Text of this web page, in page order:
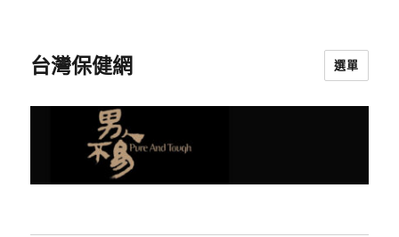
台灣保健網 選單